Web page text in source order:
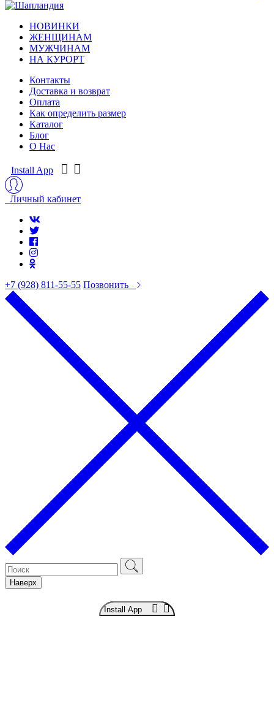
НОВИНКИ
ЖЕНЩИНАМ
МУЖЧИНАМ
НА КУРОРТ
Контакты
Доставка и возврат
Оплата
Как определить размер
Каталог
Блог
О Нас
Install App
Личный кабинет
+7 (928) 811-55-55 Позвонить
Наверх
Install App